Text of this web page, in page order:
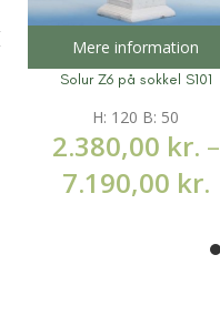
Mere information
Solur Z6 på sokkel S101
H: 120 B: 50
2.380,00 kr. –
7.190,00 kr.